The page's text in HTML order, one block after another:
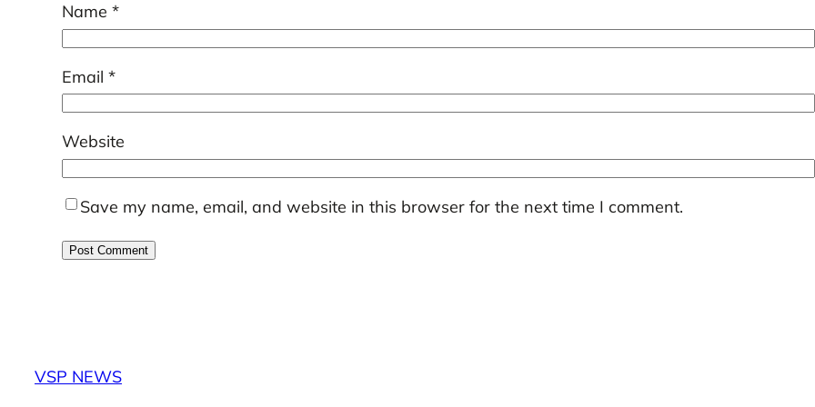
Name *
Email *
Website
Save my name, email, and website in this browser for the next time I comment.
VSP NEWS